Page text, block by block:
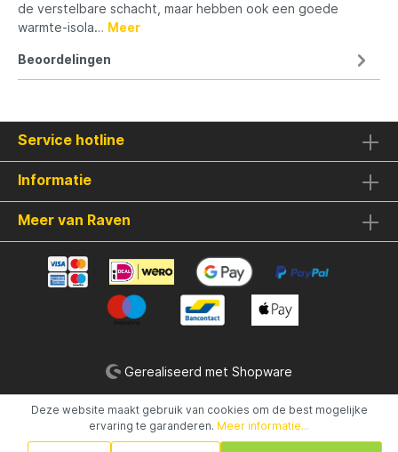
de verstelbare schacht, maar hebben ook een goede
warmte-isola… Meer
Beoordelingen
Service hotline
Informatie
Meer van Raven
Gerealiseerd met Shopware
Deze website maakt gebruik van cookies om de best mogelijke
ervaring te garanderen. Meer informatie...